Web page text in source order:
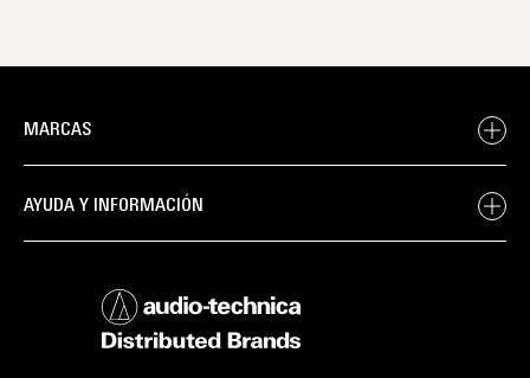
MARCAS
AYUDA Y INFORMACIÓN